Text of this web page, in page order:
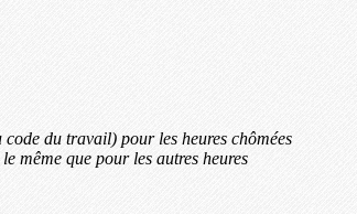
code du travail) pour les heures chômées
même que pour les autres heures